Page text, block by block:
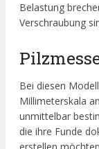
Belastung
Verschraubung
Bei diesen
Millimeterskala
unmittelbar
die ihre Funde